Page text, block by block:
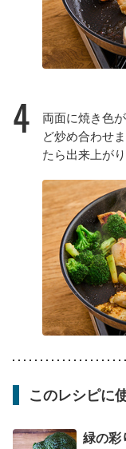
4
両面に焼き色
ど炒め合わせ
たら出来上がり
このレシピに
緑の彩